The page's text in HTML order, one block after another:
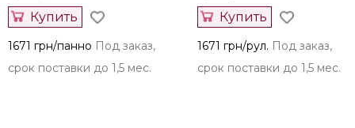
Купить
1671 грн/панно Под заказ,
срок поставки до 1,5 мес.
Купить
1671 грн/рул. Под заказ,
срок поставки до 1,5 мес.